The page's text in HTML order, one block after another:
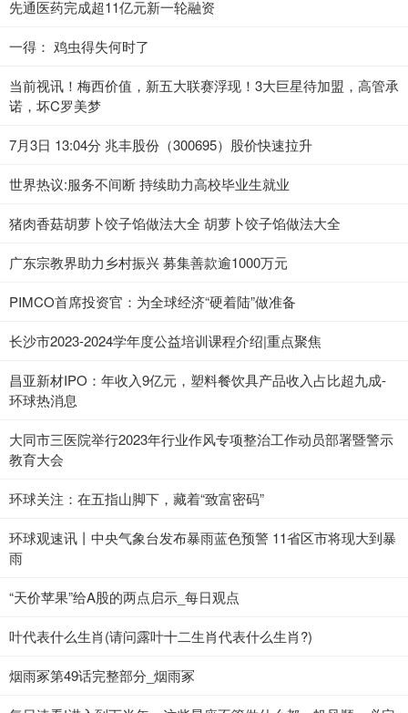
先通医药完成超11亿元新一轮融资
一得： 鸡虫得失何时了
当前视讯！梅西价值，新五大联赛浮现！3大巨星待加盟，高管承
诺，坏C罗美梦
7月3日 13:04分 兆丰股份（300695）股价快速拉升
世界热议:服务不间断 持续助力高校毕业生就业
猪肉香菇胡萝卜饺子馅做法大全 胡萝卜饺子馅做法大全
广东宗教界助力乡村振兴 募集善款逾1000万元
PIMCO首席投资官：为全球经济“硬着陆”做准备
长沙市2023-2024学年度公益培训课程介绍|重点聚焦
昌亚新材IPO：年收入9亿元，塑料餐饮具产品收入占比超九成-
环球热消息
大同市三医院举行2023年行业作风专项整治工作动员部署暨警示
教育大会
环球关注：在五指山脚下，藏着“致富密码”
环球观速讯丨中央气象台发布暴雨蓝色预警 11省区市将现大到暴
雨
“天价苹果”给A股的两点启示_每日观点
叶代表什么生肖(请问露叶十二生肖代表什么生肖?)
烟雨冢第49话完整部分_烟雨冢